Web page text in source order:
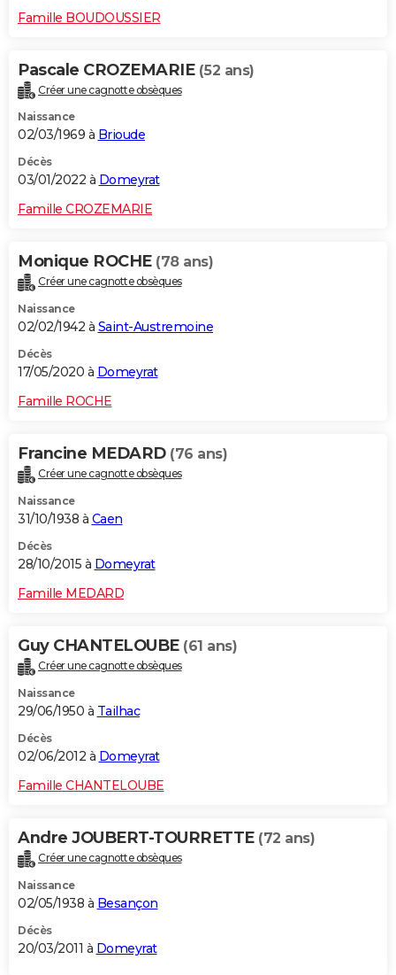
Famille BOUDOUSSIER
Pascale CROZEMARIE (52 ans)
Créer une cagnotte obsèques
Naissance
02/03/1969 à Brioude
Décès
03/01/2022 à Domeyrat
Famille CROZEMARIE
Monique ROCHE (78 ans)
Créer une cagnotte obsèques
Naissance
02/02/1942 à Saint-Austremoine
Décès
17/05/2020 à Domeyrat
Famille ROCHE
Francine MEDARD (76 ans)
Créer une cagnotte obsèques
Naissance
31/10/1938 à Caen
Décès
28/10/2015 à Domeyrat
Famille MEDARD
Guy CHANTELOUBE (61 ans)
Créer une cagnotte obsèques
Naissance
29/06/1950 à Tailhac
Décès
02/06/2012 à Domeyrat
Famille CHANTELOUBE
Andre JOUBERT-TOURRETTE (72 ans)
Créer une cagnotte obsèques
Naissance
02/05/1938 à Besançon
Décès
20/03/2011 à Domeyrat